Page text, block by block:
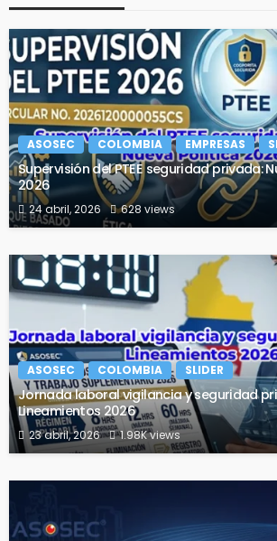
ASOSEC COLOMBIA EMPRESAS
Supervisión del PTEE seguridad privada:
2026
24 abril, 2026 628 views
ASOSEC COLOMBIA SLIDER
Jornada laboral vigilancia y seguridad
Lineamientos 2026
23 abril, 2026 1.98K views